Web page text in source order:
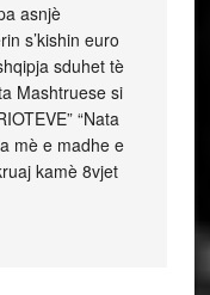
asnjè
s’kishin euro
sduhet tè
Mashtruese si
“Nata
mè e madhe e
kamè 8vjet